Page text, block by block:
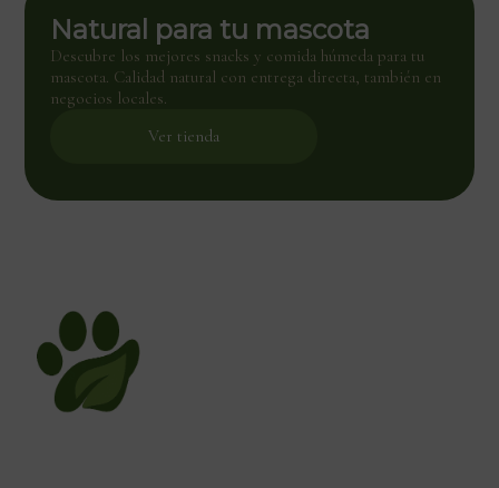
Natural para tu mascota
Descubre los mejores snacks y comida húmeda para tu
mascota. Calidad natural con entrega directa, también en
negocios locales.
Ver tienda